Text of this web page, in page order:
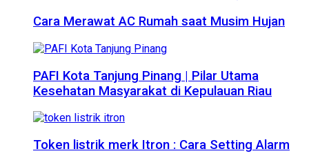
Cara Merawat AC Rumah saat Musim Hujan
PAFI Kota Tanjung Pinang | Pilar Utama
Kesehatan Masyarakat di Kepulauan Riau
Token listrik merk Itron : Cara Setting Alarm